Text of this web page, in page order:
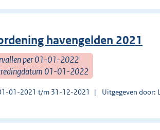
havengelden 2021
per 01-01-2022
01-01-2022
01-2021 t/m 31-12-2021 Uitgegeven door: